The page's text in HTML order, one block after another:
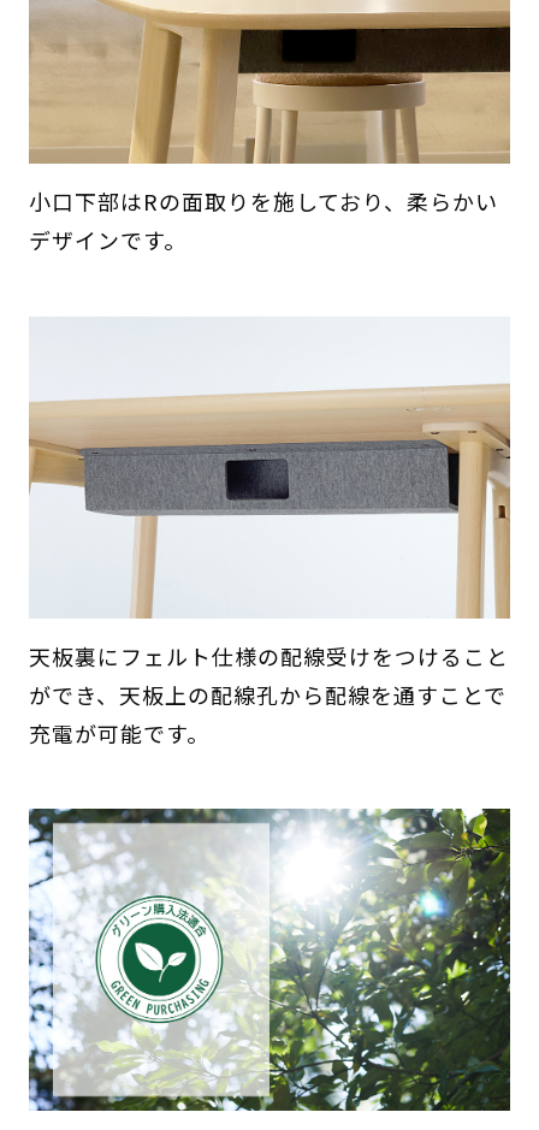
小口下部はRの面取りを施しており、柔らかい
デザインです。
天板裏にフェルト仕様の配線受けをつけること
ができ、天板上の配線孔から配線を通すことで
充電が可能です。